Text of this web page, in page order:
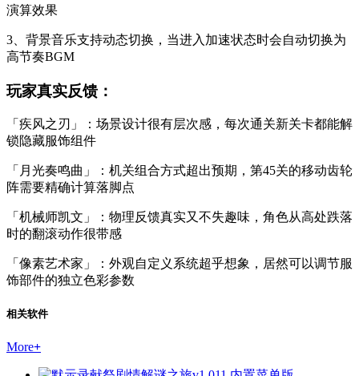
演算效果
3、背景音乐支持动态切换，当进入加速状态时会自动切换为
高节奏BGM
玩家真实反馈：
「疾风之刃」：场景设计很有层次感，每次通关新关卡都能解
锁隐藏服饰组件
「月光奏鸣曲」：机关组合方式超出预期，第45关的移动齿轮
阵需要精确计算落脚点
「机械师凯文」：物理反馈真实又不失趣味，角色从高处跌落
时的翻滚动作很带感
「像素艺术家」：外观自定义系统超乎想象，居然可以调节服
饰部件的独立色彩参数
相关软件
More+